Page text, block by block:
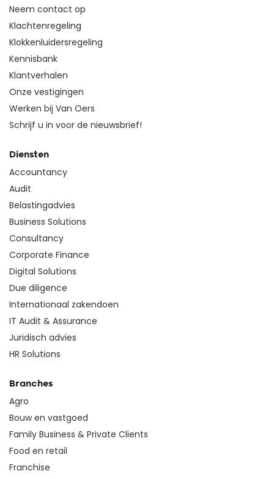
Neem contact op
Klachtenregeling
Klokkenluidersregeling
Kennisbank
Klantverhalen
Onze vestigingen
Werken bij Van Oers
Schrijf u in voor de nieuwsbrief!
Diensten
Accountancy
Audit
Belastingadvies
Business Solutions
Consultancy
Corporate Finance
Digital Solutions
Due diligence
Internationaal zakendoen
IT Audit & Assurance
Juridisch advies
HR Solutions
Branches
Agro
Bouw en vastgoed
Family Business & Private Clients
Food en retail
Franchise